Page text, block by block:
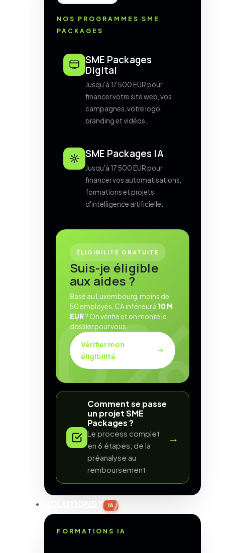
NOS PROGRAMMES SME
PACKAGES
SME Packages
Digital
Jusqu'à 17 500 EUR pour
financer votre site web, vos
campagnes, votre logo,
branding et vidéos.
SME Packages IA
Jusqu'à 17 500 EUR pour
financer vos automatisations,
formations et projets
d'intelligence artificielle.
ÉLIGIBILITÉ GRATUITE
Suis-je éligible
aux aides ?
Basé au Luxembourg, moins de
50 employés, CA inférieur à 10 M
EUR? On vérifie et on monte le
dossier pour vous.
Vérifier mon
éligibilité
Comment se passe
un projet SME
Packages ?
Le process complet
en 6 étapes, de la
préanalyse au
remboursement
→
IA
FORMATIONS IA